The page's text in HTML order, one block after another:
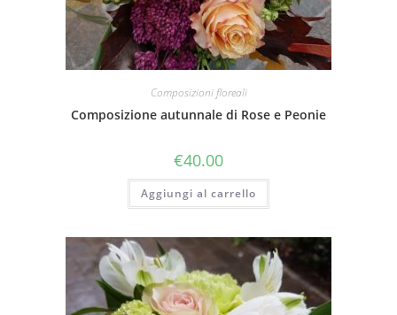
Composizioni floreali
Composizione autunnale di Rose e Peonie
€40.00
Aggiungi al carrello